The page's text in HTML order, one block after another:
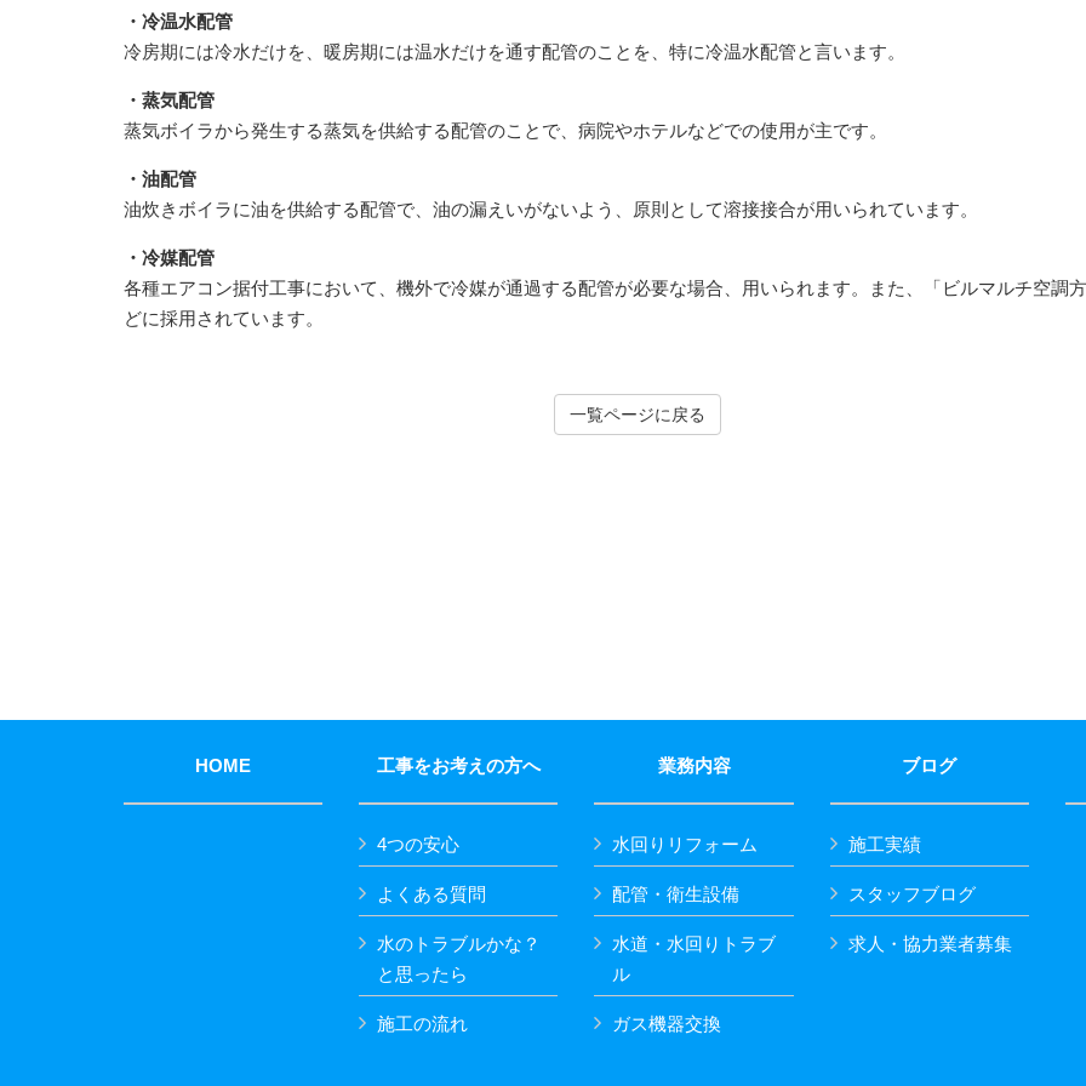
・冷温水配管
冷房期には冷水だけを、暖房期には温水だけを通す配管のことを、特に冷温水配管と言います。
・蒸気配管
蒸気ボイラから発生する蒸気を供給する配管のことで、病院やホテルなどでの使用が主です。
・油配管
油炊きボイラに油を供給する配管で、油の漏えいがないよう、原則として溶接接合が用いられています。
・冷媒配管
各種エアコン据付工事において、機外で冷媒が通過する配管が必要な場合、用いられます。また、「ビルマルチ空調
どに採用されています。
一覧ページに戻る
HOME 工事をお考えの方へ
4つの安心
よくある質問
水のトラブルかな？
と思ったら
施工の流れ
業務内容
水回りリフォーム
配管・衛生設備
水道・水回りトラブ
ル
ガス機器交換
ブログ
施工実績
スタッフブログ
求人・協力業者募集